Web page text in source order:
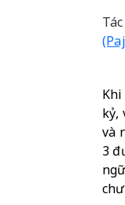
kỷ,
và
3